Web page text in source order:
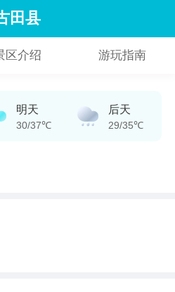
田县
区介绍 游玩指南
明天
30/37℃
后天
29/35℃